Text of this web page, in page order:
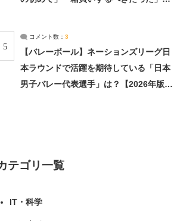
5
コメント数： 3
【バレーボール】ネーションズリーグ日
本ラウンドで活躍を期待している「日本
男子バレー代表選手」は？【2026年版・
テゴリ一覧
IT・科学